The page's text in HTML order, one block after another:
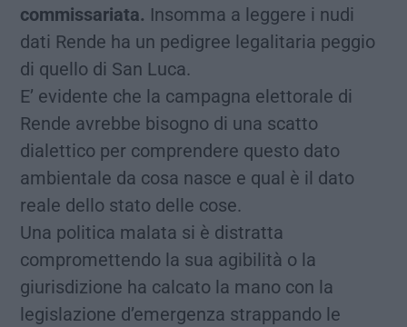
commissariata. Insomma a leggere i nudi
dati Rende ha un pedigree legalitaria peggio
di quello di San Luca.
E’ evidente che la campagna elettorale di
Rende avrebbe bisogno di una scatto
dialettico per comprendere questo dato
ambientale da cosa nasce e qual è il dato
reale dello stato delle cose.
Una politica malata si è distratta
compromettendo la sua agibilità o la
giurisdizione ha calcato la mano con la
legislazione d’emergenza strappando le